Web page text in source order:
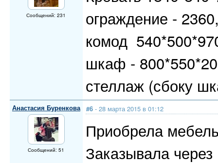
Сообщений: 231
ограждение -
комод
шкаф -
стеллаж (сбоку
Анастасия Буренкова
Сообщений: 51
#6 - 28 марта 2015 в 01:12
Приобрела
Заказывала